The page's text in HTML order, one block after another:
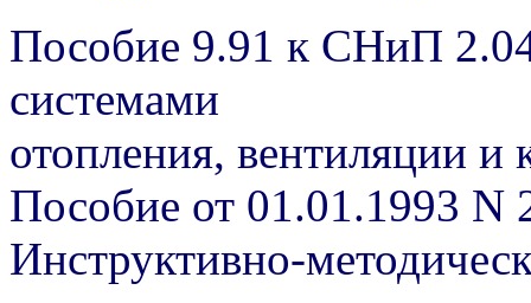
Пособие 9.91 к СНиП
системами
отопления, вентиляции и
Пособие от 01.01.1993 N
Инструктивно-